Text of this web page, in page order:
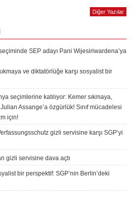
Diğer Yazılar
SEP adayı Pani Wijesiriwardena’ya
ve diktatörlüğe karşı sosyalist bir
seçimlerine katılıyor: Kemer sıkmaya,
Assange’a özgürlük! Sınıf mücadelesi
için!
gizli servisine karşı SGP’yi
gizli servisine dava açtı
bir perspektif: SGP’nin Berlin’deki